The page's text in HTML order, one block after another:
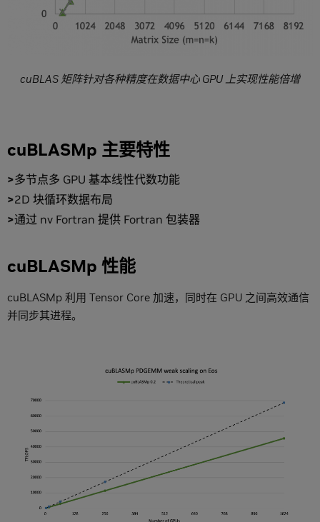
cuBLAS 矩阵针对各种精度在数据中心 GPU 上实现性能倍增
cuBLASMp 主要特性
多节点多 GPU 基本线性代数功能
2D 块循环数据布局
通过 nv Fortran 提供 Fortran 包装器
cuBLASMp 性能
cuBLASMp 利用 Tensor Core 加速，同时在 GPU 之间高效通信
并同步其进程。